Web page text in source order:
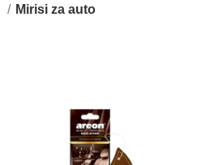
Mirisi za auto